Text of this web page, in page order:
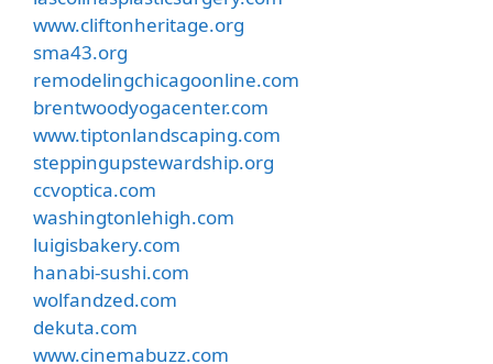
www.cliftonheritage.org
sma43.org
remodelingchicagoonline.com
brentwoodyogacenter.com
www.tiptonlandscaping.com
steppingupstewardship.org
ccvoptica.com
washingtonlehigh.com
luigisbakery.com
hanabi-sushi.com
wolfandzed.com
dekuta.com
www.cinemabuzz.com